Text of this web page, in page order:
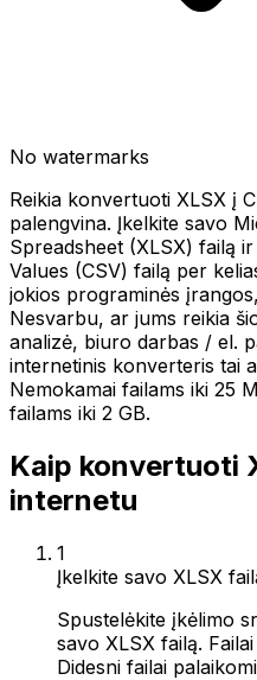
No watermarks
Reikia konvertuoti XLSX į
palengvina. Įkelkite savo
Spreadsheet (XLSX) failą
Values (CSV) failą per
jokios programinės
Nesvarbu, ar jums reikia
analizė, biuro darbas / el.
internetinis konverteris tai
Nemokamai failams iki 25
failams iki 2 GB.
Kaip konvertuoti
internetu
1
Įkelkite savo XLSX
Spustelėkite įkėlimo
savo XLSX failą.
Didesni failai